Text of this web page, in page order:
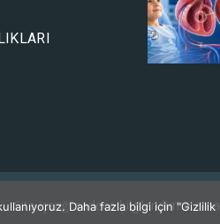
Site içeriği sadece bilgilendirme
Daha fazla bilgi için "Gizlilik